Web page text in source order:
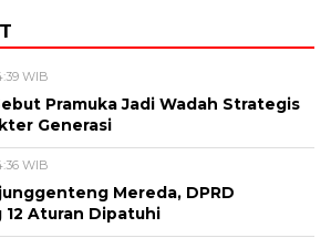
WIB
Pramuka Jadi Wadah Strategis
Generasi
WIB
Mereda, DPRD
12 Aturan Dipatuhi